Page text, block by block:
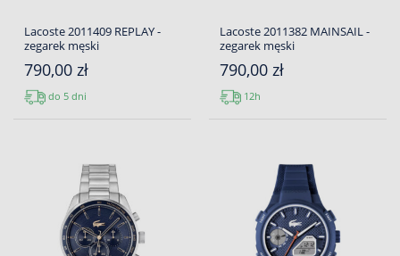
Lacoste 2011409 REPLAY -
zegarek męski
790,00 zł
do 5 dni
Lacoste 2011382 MAINSAIL -
zegarek męski
790,00 zł
12h